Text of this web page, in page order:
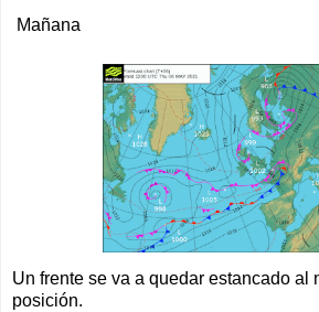
Mañana
Un frente se va a quedar estancado al
posición.